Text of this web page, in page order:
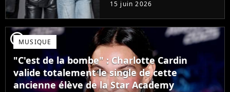
son premier album,
Anisha Jo, gagnante de
la Star Academy 2022, a
vu beaucoup de portes
se fermer. Sur
Instagram, elle...
15 juin 2026
player2MUSIQUE
"C'est de la bombe" : Charlotte Cardin
valide totalement le single de cette
ancienne élève de la Star Academy